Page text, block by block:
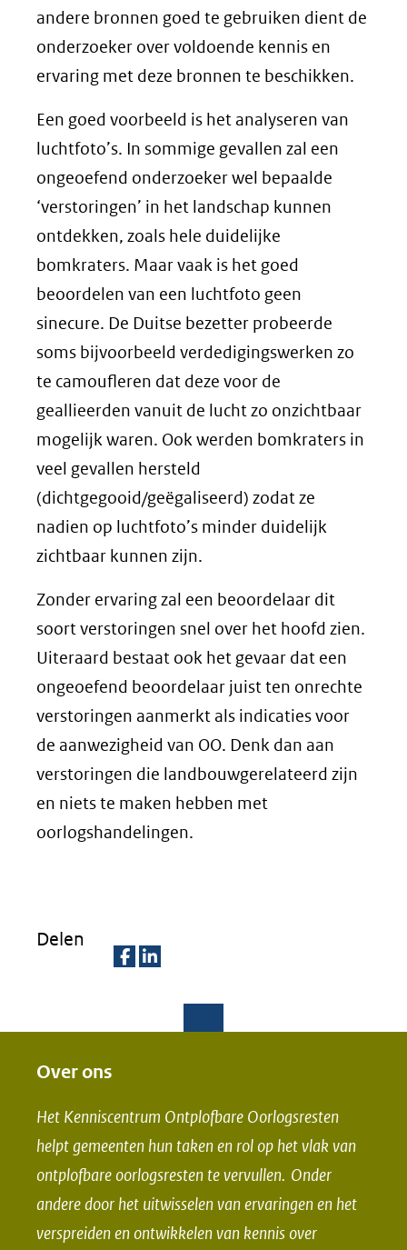
andere bronnen goed te gebruiken dient de
onderzoeker over voldoende kennis en
ervaring met deze bronnen te beschikken.
Een goed voorbeeld is het analyseren van
luchtfoto’s. In sommige gevallen zal een
ongeoefend onderzoeker wel bepaalde
‘verstoringen’ in het landschap kunnen
ontdekken, zoals hele duidelijke
bomkraters. Maar vaak is het goed
beoordelen van een luchtfoto geen
sinecure. De Duitse bezetter probeerde
soms bijvoorbeeld verdedigingswerken zo
te camoufleren dat deze voor de
geallieerden vanuit de lucht zo onzichtbaar
mogelijk waren. Ook werden bomkraters in
veel gevallen hersteld
(dichtgegooid/geëgaliseerd) zodat ze
nadien op luchtfoto’s minder duidelijk
zichtbaar kunnen zijn.
Zonder ervaring zal een beoordelaar dit
soort verstoringen snel over het hoofd zien.
Uiteraard bestaat ook het gevaar dat een
ongeoefend beoordelaar juist ten onrechte
verstoringen aanmerkt als indicaties voor
de aanwezigheid van OO. Denk dan aan
verstoringen die landbouwgerelateerd zijn
en niets te maken hebben met
oorlogshandelingen.
Delen
o
p
F
a
c
o
p
L
i
n
Over ons
Het Kenniscentrum Ontplofbare Oorlogsresten
helpt gemeenten hun taken en rol op het vlak van
ontplofbare oorlogsresten te vervullen. Onder
andere door het uitwisselen van ervaringen en het
verspreiden en ontwikkelen van kennis over